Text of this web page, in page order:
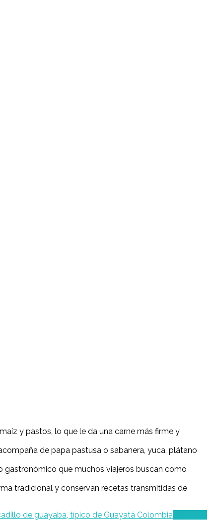
y pastos, lo que le da una carne más firme y
de papa pastusa o sabanera, yuca, plátano
gastronómico que muchos viajeros buscan como
tradicional y conservan recetas transmitidas de